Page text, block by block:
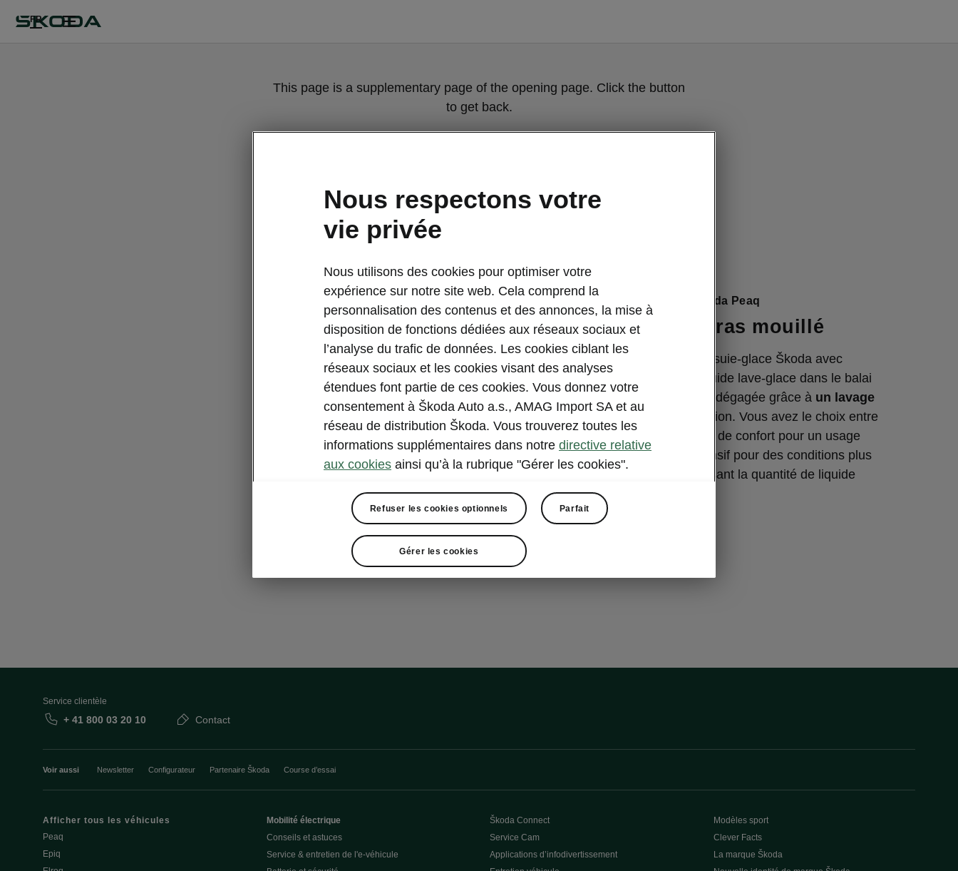
FR
This page is a supplementary page of the opening page. Click the button
to get back.
Détails «Simply Clever» Škoda Peaq
Essuie-glace à bras mouillé
Pour la première fois, un essuie-glace Škoda avec
alimentation intégrée en liquide lave-glace dans le balai
vous aidera à garder la vue dégagée grâce à un lavage
efficace et dosé avec précision. Vous avez le choix entre
un lavage rapide, un lavage de confort pour un usage
quotidien ou un lavage intensif pour des conditions plus
exigeantes, le système utilisant la quantité de liquide
adaptée à chaque variante.
Service clientèle
+ 41 800 03 20 10 Contact
Voir aussi Newsletter Configurateur Partenaire Škoda Course d’essai
Afficher tous les véhicules
Peaq
Epiq
Mobilité électrique
Conseils et astuces
Service & entretien de l'e-véhicule
Škoda Connect
Service Cam
Applications d’infodivertissement
Modèles sport
Clever Facts
La marque Škoda
Nous respectons votre
vie privée
Nous utilisons des cookies pour optimiser votre
expérience sur notre site web. Cela comprend la
personnalisation des contenus et des annonces, la mise à
disposition de fonctions dédiées aux réseaux sociaux et
l’analyse du trafic de données. Les cookies ciblant les
réseaux sociaux et les cookies visant des analyses
étendues font partie de ces cookies. Vous donnez votre
consentement à Škoda Auto a.s., AMAG Import SA et au
réseau de distribution Škoda. Vous trouverez toutes les
informations supplémentaires dans notre directive relative
aux cookies ainsi qu’à la rubrique "Gérer les cookies".
Refuser les cookies optionnels Parfait
Gérer les cookies